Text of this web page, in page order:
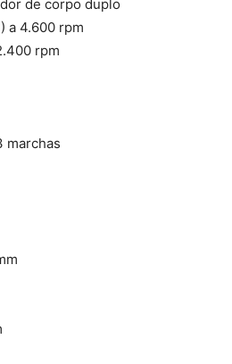
de corpo duplo
a 4.600 rpm
rpm
marchas